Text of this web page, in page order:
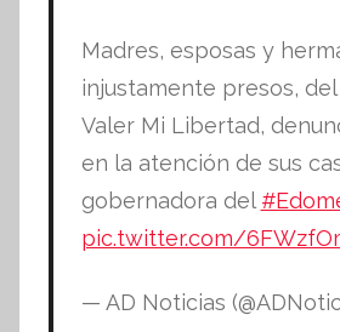
Madres, esposas y
injustamente presos,
Valer Mi Libertad,
en la atención de sus
gobernadora del
pic.twitter.com/
— AD Noticias